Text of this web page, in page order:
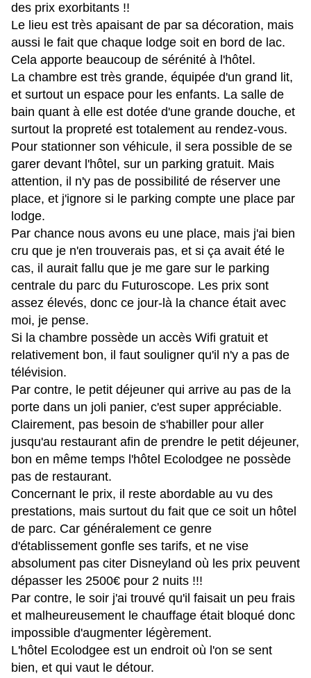
des prix exorbitants !!
Le lieu est très apaisant de par sa décoration, mais
aussi le fait que chaque lodge soit en bord de lac.
Cela apporte beaucoup de sérénité à l'hôtel.
La chambre est très grande, équipée d'un grand lit,
et surtout un espace pour les enfants. La salle de
bain quant à elle est dotée d'une grande douche, et
surtout la propreté est totalement au rendez-vous.
Pour stationner son véhicule, il sera possible de se
garer devant l'hôtel, sur un parking gratuit. Mais
attention, il n'y pas de possibilité de réserver une
place, et j'ignore si le parking compte une place par
lodge.
Par chance nous avons eu une place, mais j'ai bien
cru que je n'en trouverais pas, et si ça avait été le
cas, il aurait fallu que je me gare sur le parking
centrale du parc du Futuroscope. Les prix sont
assez élevés, donc ce jour-là la chance était avec
moi, je pense.
Si la chambre possède un accès Wifi gratuit et
relativement bon, il faut souligner qu'il n'y a pas de
télévision.
Par contre, le petit déjeuner qui arrive au pas de la
porte dans un joli panier, c'est super appréciable.
Clairement, pas besoin de s'habiller pour aller
jusqu'au restaurant afin de prendre le petit déjeuner,
bon en même temps l'hôtel Ecolodgee ne possède
pas de restaurant.
Concernant le prix, il reste abordable au vu des
prestations, mais surtout du fait que ce soit un hôtel
de parc. Car généralement ce genre
d'établissement gonfle ses tarifs, et ne vise
absolument pas citer Disneyland où les prix peuvent
dépasser les 2500€ pour 2 nuits !!!
Par contre, le soir j'ai trouvé qu'il faisait un peu frais
et malheureusement le chauffage était bloqué donc
impossible d'augmenter légèrement.
L'hôtel Ecolodgee est un endroit où l'on se sent
bien, et qui vaut le détour.